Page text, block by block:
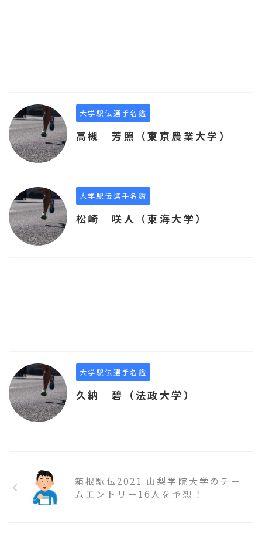
大学駅伝選手名鑑
高槻 芳照（東京農業大学）
大学駅伝選手名鑑
松崎 咲人（東海大学）
大学駅伝選手名鑑
久納 碧（法政大学）
箱根駅伝2021 山梨学院大学のチー
ムエントリー16人を予想！